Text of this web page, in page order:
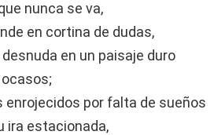
nunca se va,
en cortina de dudas,
en un paisaje duro
ocasos;
enrojecidos por falta de sueños
ira estacionada,